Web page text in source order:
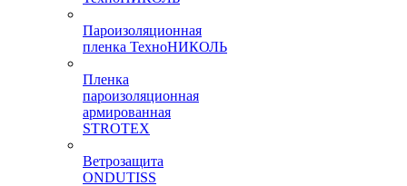
Пароизоляционная
пленка ТехноНИКОЛЬ
Пленка
пароизоляционная
армированная
STROTEX
Ветрозащита
ONDUTISS